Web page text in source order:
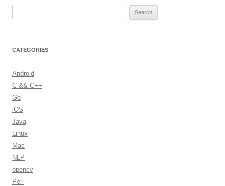
r
h
f
o
r
:
CATEGORIES
Android
C && C++
Go
iOS
Java
Linux
Mac
NLP
opencv
Perl